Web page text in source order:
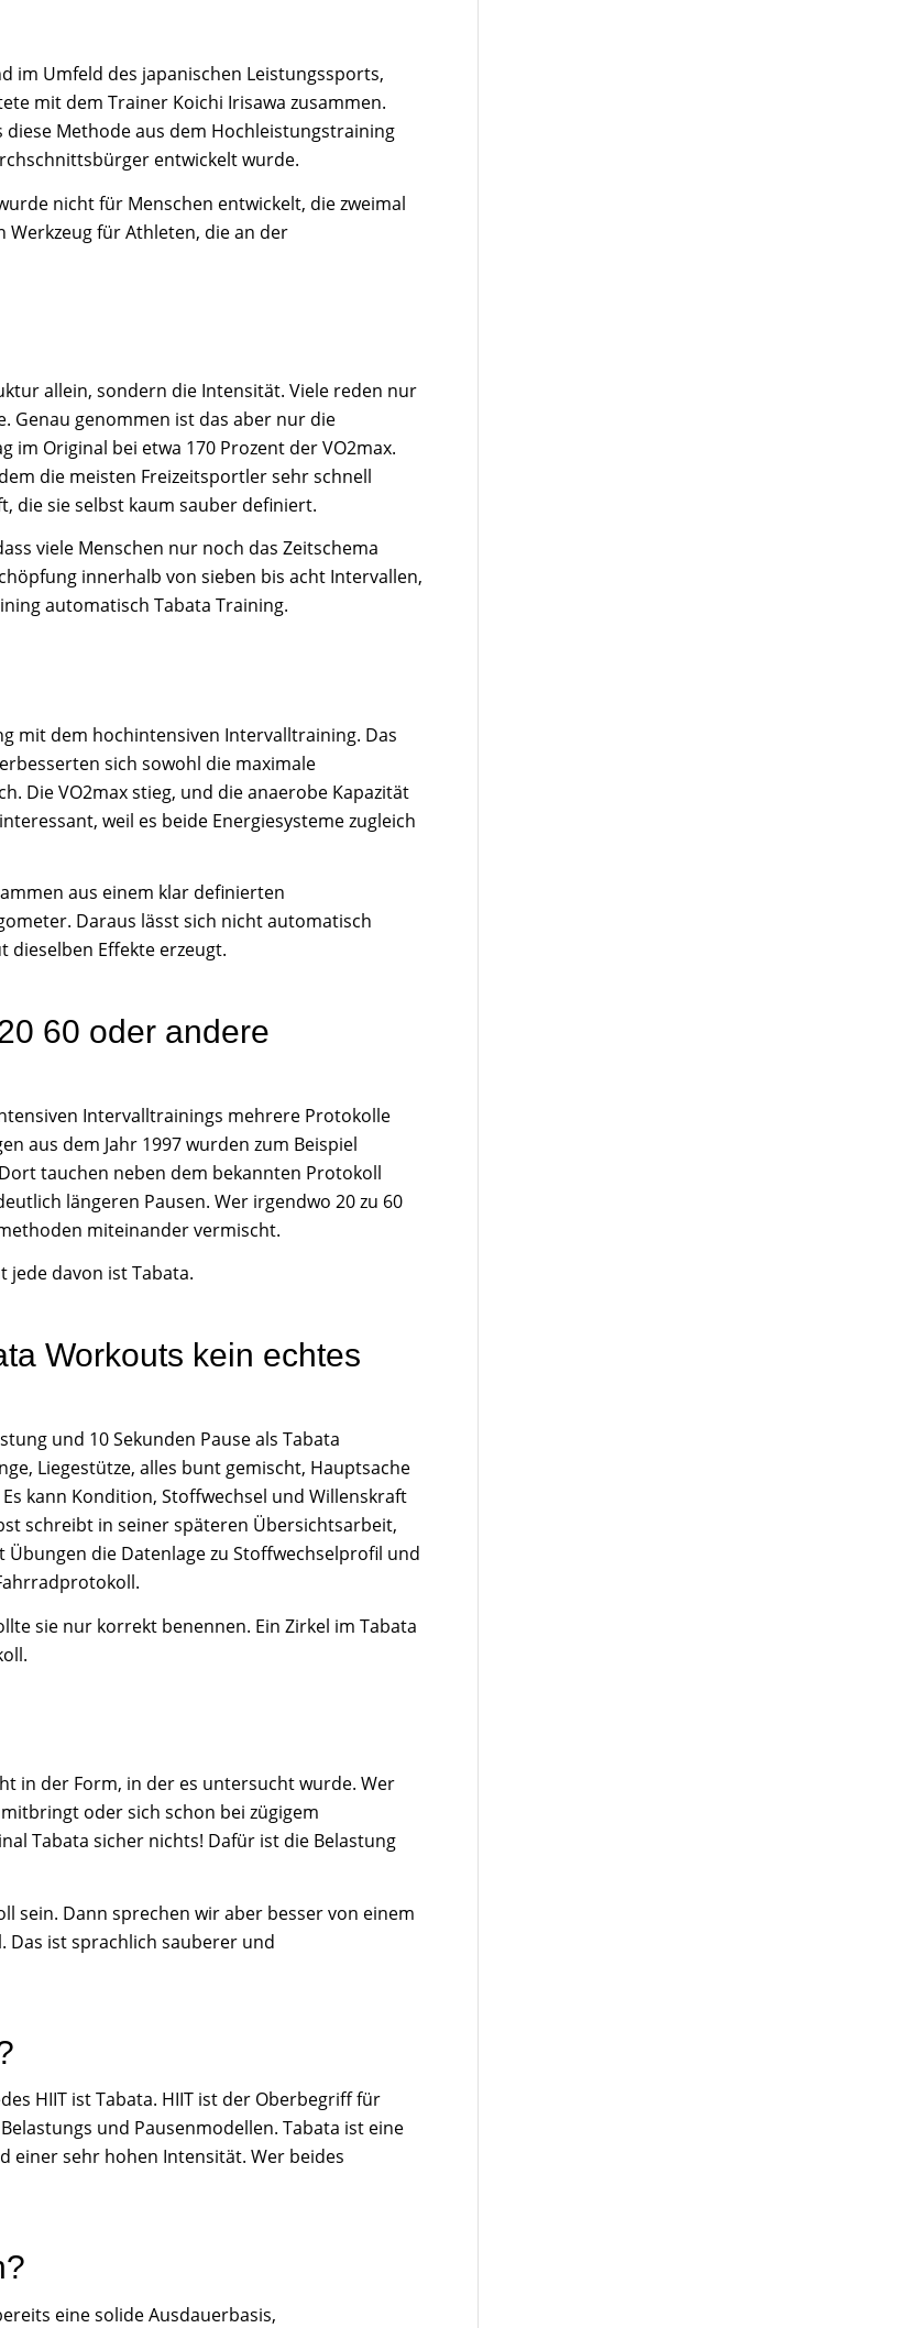
im Umfeld des japanischen Leistungssports,
mit dem Trainer Koichi Irisawa zusammen.
diese Methode aus dem Hochleistungstraining
entwickelt wurde.
nicht für Menschen entwickelt, die zweimal
Werkzeug für Athleten, die an der
allein, sondern die Intensität. Viele reden nur
Genau genommen ist das aber nur die
Original bei etwa 170 Prozent der VO2max.
die meisten Freizeitsportler sehr schnell
die sie selbst kaum sauber definiert.
viele Menschen nur noch das Zeitschema
innerhalb von sieben bis acht Intervallen,
automatisch Tabata Training.
mit dem hochintensiven Intervalltraining. Das
sich sowohl die maximale
Die VO2max stieg, und die anaerobe Kapazität
weil es beide Energiesysteme zugleich
aus einem klar definierten
Daraus lässt sich nicht automatisch
dieselben Effekte erzeugt.
60 oder andere
Intervalltrainings mehrere Protokolle
aus dem Jahr 1997 wurden zum Beispiel
tauchen neben dem bekannten Protokoll
längeren Pausen. Wer irgendwo 20 zu 60
miteinander vermischt.
jede davon ist Tabata.
Workouts kein echtes
und 10 Sekunden Pause als Tabata
Liegestütze, alles bunt gemischt, Hauptsache
kann Kondition, Stoffwechsel und Willenskraft
schreibt in seiner späteren Übersichtsarbeit,
die Datenlage zu Stoffwechselprofil und
sie nur korrekt benennen. Ein Zirkel im Tabata
in der Form, in der es untersucht wurde. Wer
oder sich schon bei zügigem
Tabata sicher nichts! Dafür ist die Belastung
sein. Dann sprechen wir aber besser von einem
Das ist sprachlich sauberer und
HIIT ist Tabata. HIIT ist der Oberbegriff für
und Pausenmodellen. Tabata ist eine
sehr hohen Intensität. Wer beides
eine solide Ausdauerbasis,